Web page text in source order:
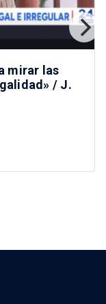
mirar las
/ J.